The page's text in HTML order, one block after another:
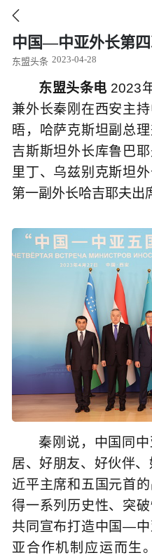

中国—中亚外长第
东盟头条 2023-04-28
东盟头条电 2023
兼外长秦刚在西安主
晤，哈萨克斯坦副总
吉斯斯坦外长库鲁巴
里丁、乌兹别克斯坦
第一副外长哈吉耶夫出
秦刚说，中国同
居、好朋友、好伙伴
近平主席和五国元首
得一系列历史性、突
共同宣布打造中国—
亚合作机制应运而生